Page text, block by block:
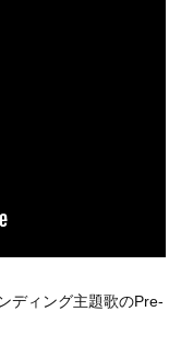
ディング主題歌のPre-